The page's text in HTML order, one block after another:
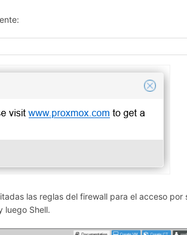
las reglas del firewall para el acceso por
luego Shell.